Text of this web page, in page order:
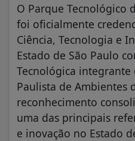
O Parque Tecnológico
foi oficialmente
Ciência, Tecnologia e
Estado de São Paulo
Tecnológica integrante
Paulista de Ambientes
reconhecimento
uma das principais
e inovação no Estado